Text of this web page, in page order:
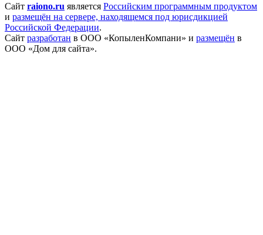
Сайт raiono.ru является Российским программным продуктом
и размещён на сервере, находящемся под юрисдикцией
Российской Федерации.
Сайт разработан в ООО «КопыленКомпани» и размещён в
ООО «Дом для сайта».